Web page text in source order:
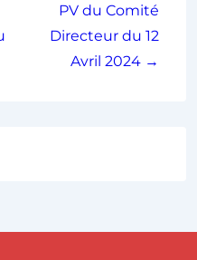
PV du Comité
Directeur du 12
Avril 2024 →